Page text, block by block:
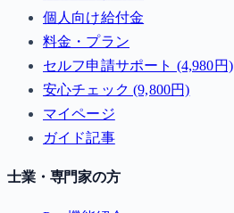
個人向け給付金
料金・プラン
セルフ申請サポート (4,980円)
安心チェック (9,800円)
マイページ
ガイド記事
士業・専門家の方